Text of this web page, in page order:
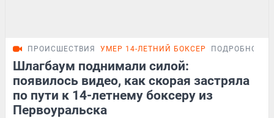
ПРОИСШЕСТВИЯ УМЕР 14-ЛЕТНИЙ БОКСЕР ПОДРОБНОСТИ
Шлагбаум поднимали силой:
появилось видео, как скорая застряла
по пути к 14-летнему боксеру из
Первоуральска